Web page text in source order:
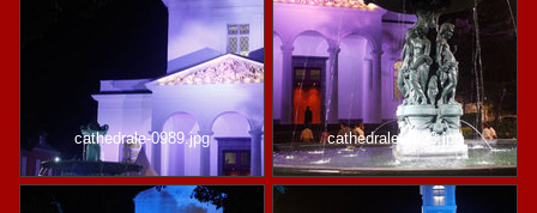
cathedrale-0989.jpg cathedrale-0993.jpg